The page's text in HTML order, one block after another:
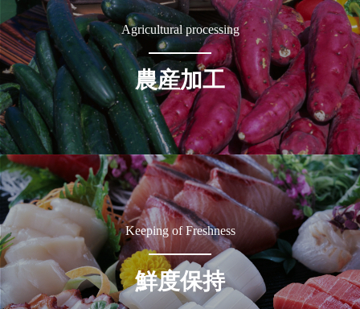
Agricultural processing
農産加工
Keeping of Freshness
鮮度保持